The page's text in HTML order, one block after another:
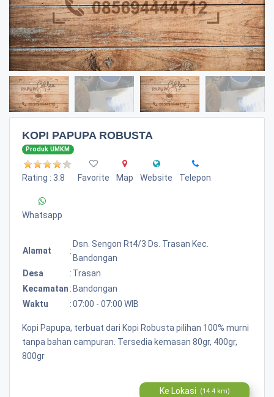
KOPI PAPUPA ROBUSTA
Produk UMKM
Rating : 3.8 Favorite Map Website Telepon
Whatsapp
Alamat :
Dsn. Sengon Rt4/3 Ds. Trasan Kec.
Bandongan
Desa
: Trasan
Kecamatan : Bandongan
Waktu
:07:00 - 07:00 WIB
Kopi Papupa, terbuat dari Kopi Robusta pilihan 100% murni
tanpa bahan campuran. Tersedia kemasan 80gr, 400gr,
800gr
Ke Lokasi (14.4 km)